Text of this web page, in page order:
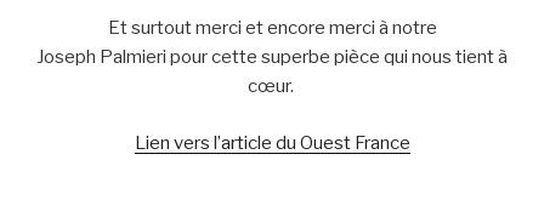
Et surtout merci et encore merci à notre
Joseph Palmieri pour cette superbe pièce qui nous tient à
cœur.
Lien vers l’article du Ouest France